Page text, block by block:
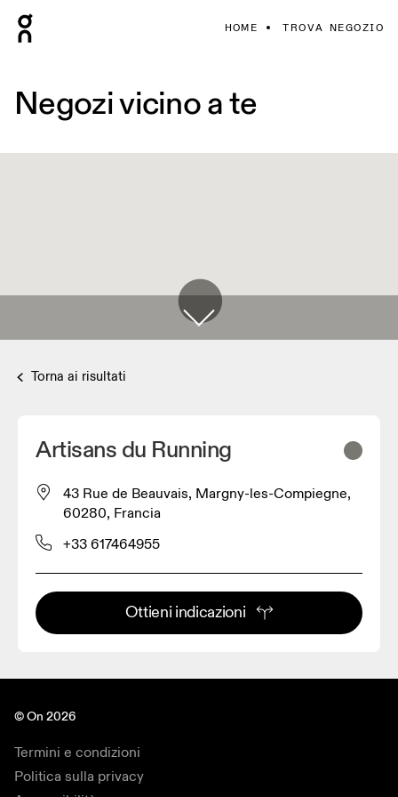
HOME TROVA NEGOZIO
Negozi vicino a te
Torna ai risultati
Artisans du Running
43 Rue de Beauvais, Margny-les-Compiegne,
60280, Francia
+33 617464955
Ottieni indicazioni
© On 2026
Termini e condizioni
Politica sulla privacy